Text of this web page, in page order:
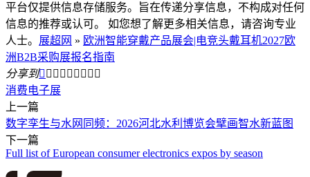
平台仅提供信息存储服务。旨在传递分享信息，不构成对任何
信息的推荐或认可。 如您想了解更多相关信息，请咨询专业
人士。 展超网 » 欧洲智能穿戴产品展会|电竞头戴耳机2027欧
洲B2B采购展报名指南
分享到        
消费电子展
上一篇
数字孪生与水网同频：2026河北水利博览会擘画智水新蓝图
下一篇
Full list of European consumer electronics expos by season